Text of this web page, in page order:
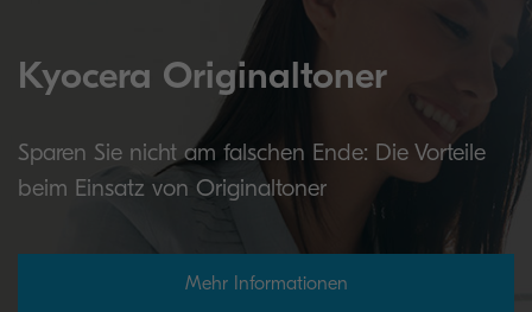
Kyocera Originaltoner
Sparen Sie nicht am falschen Ende: Die Vorteile
beim Einsatz von Originaltoner
Mehr Informationen